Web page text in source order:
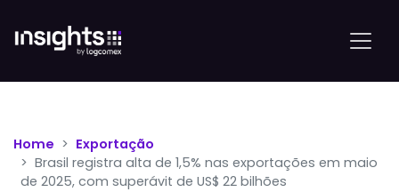
Home
Exportação
Brasil registra alta de 1,5% nas exportações em maio
de 2025, com superávit de US$ 22 bilhões